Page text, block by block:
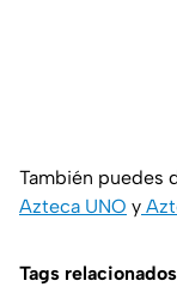
También puedes
Azteca UNO y
Tags relacionados